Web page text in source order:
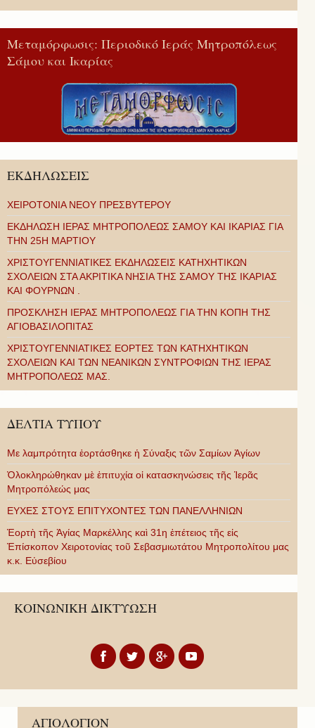
Μεταμόρφωσις: Περιοδικό Ιεράς Μητροπόλεως
Σάμου και Ικαρίας
ΕΚΔΗΛΩΣΕΙΣ
ΧΕΙΡΟΤΟΝΙΑ ΝΕΟΥ ΠΡΕΣΒΥΤΕΡΟΥ
ΕΚΔΗΛΩΣΗ ΙΕΡΑΣ ΜΗΤΡΟΠΟΛΕΩΣ ΣΑΜΟΥ ΚΑΙ ΙΚΑΡΙΑΣ ΓΙΑ
ΤΗΝ 25Η ΜΑΡΤΙΟΥ
ΧΡΙΣΤΟΥΓΕΝΝΙΑΤΙΚΕΣ ΕΚΔΗΛΩΣΕΙΣ ΚΑΤΗΧΗΤΙΚΩΝ
ΣΧΟΛΕΙΩΝ ΣΤΑ ΑΚΡΙΤΙΚΑ ΝΗΣΙΑ ΤΗΣ ΣΑΜΟΥ ΤΗΣ ΙΚΑΡΙΑΣ
ΚΑΙ ΦΟΥΡΝΩΝ .
ΠΡΟΣΚΛΗΣΗ ΙΕΡΑΣ ΜΗΤΡΟΠΟΛΕΩΣ ΓΙΑ ΤΗΝ ΚΟΠΗ ΤΗΣ
ΑΓΙΟΒΑΣΙΛΟΠΙΤΑΣ
ΧΡΙΣΤΟΥΓΕΝΝΙΑΤΙΚΕΣ ΕΟΡΤΕΣ ΤΩΝ ΚΑΤΗΧΗΤΙΚΩΝ
ΣΧΟΛΕΙΩΝ ΚΑΙ ΤΩΝ ΝΕΑΝΙΚΩΝ ΣΥΝΤΡΟΦΙΩΝ ΤΗΣ ΙΕΡΑΣ
ΜΗΤΡΟΠΟΛΕΩΣ ΜΑΣ.
ΔΕΛΤΙΑ ΤΥΠΟΥ
Με λαμπρότητα ἑορτάσθηκε ἡ Σύναξις τῶν Σαμίων Ἁγίων
Ὁλοκληρώθηκαν μὲ ἐπιτυχία οἱ κατασκηνώσεις τῆς Ἱερᾶς
Μητροπόλεώς μας
ΕΥΧΕΣ ΣΤΟΥΣ ΕΠΙΤΥΧΟΝΤΕΣ ΤΩΝ ΠΑΝΕΛΛΗΝΙΩΝ
Ἑορτὴ τῆς Ἁγίας Μαρκέλλης καὶ 31η ἐπέτειος τῆς εἰς
Ἐπίσκοπον Χειροτονίας τοῦ Σεβασμιωτάτου Μητροπολίτου μας
κ.κ. Εὐσεβίου
ΚΟΙΝΩΝΙΚΗ ΔΙΚΤΥΩΣΗ
ΑΓΙΟΛΟΓΙΟΝ